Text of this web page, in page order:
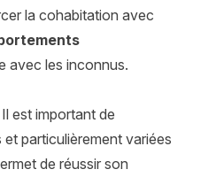
la cohabitation avec
avec les inconnus.
est important de
particulièrement variées
de réussir son